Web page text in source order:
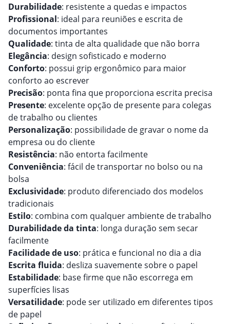
Durabilidade: resistente a quedas e impactos
Profissional: ideal para reuniões e escrita de
documentos importantes
Qualidade: tinta de alta qualidade que não borra
Elegância: design sofisticado e moderno
Conforto: possui grip ergonômico para maior
conforto ao escrever
Precisão: ponta fina que proporciona escrita precisa
Presente: excelente opção de presente para colegas
de trabalho ou clientes
Personalização: possibilidade de gravar o nome da
empresa ou do cliente
Resistência: não entorta facilmente
Conveniência: fácil de transportar no bolso ou na
bolsa
Exclusividade: produto diferenciado dos modelos
tradicionais
Estilo: combina com qualquer ambiente de trabalho
Durabilidade da tinta: longa duração sem secar
facilmente
Facilidade de uso: prática e funcional no dia a dia
Escrita fluida: desliza suavemente sobre o papel
Estabilidade: base firme que não escorrega em
superfícies lisas
Versatilidade: pode ser utilizado em diferentes tipos
de papel